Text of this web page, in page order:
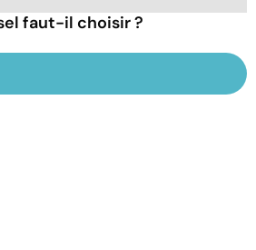
faut-il choisir ?